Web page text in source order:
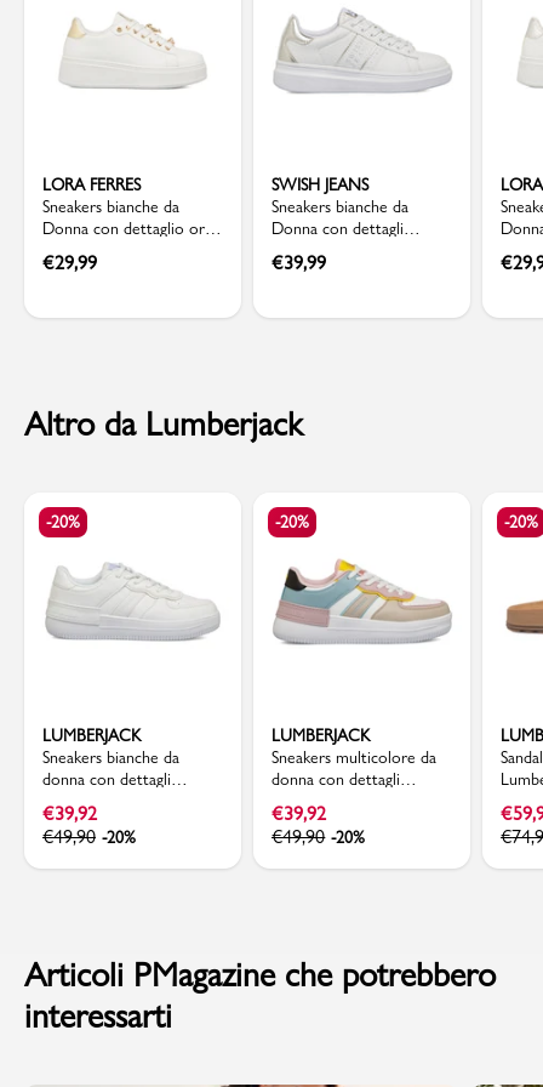
LORA FERRES
Sneakers bianche da
Donna con dettaglio oro
e cristalli Lora Ferres
€29,99
SWISH JEANS
Sneakers bianche da
Donna con dettagli
argento Swish Jeans
€39,99 €
Altro da Lumberjack
-20%
LUMBERJACK
Sneakers bianche da
donna con dettagli
traforati Lumberjack
Freya
€39,92
€49,90 -20%
-20%
LUMBERJACK
Sneakers multicolore da
donna con dettagli
traforati Lumberjack
Freya
€39,92
€49,90 -20%
-20%
€
€
Articoli PMagazine che potrebbero
interessarti